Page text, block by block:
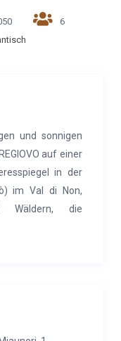
6
und sonnigen
auf einer
in der
im Val di Non,
Wäldern, die
Massivholz und
und Wänden